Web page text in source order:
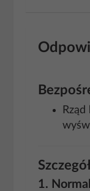
1.